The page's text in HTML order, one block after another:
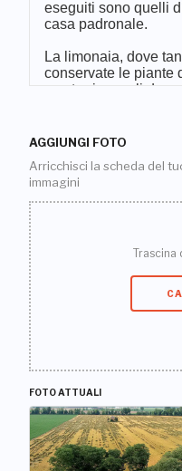
AGGIUNGI FOTO
Arricchisci la scheda del
immagini
Trascina
FOTO ATTUALI